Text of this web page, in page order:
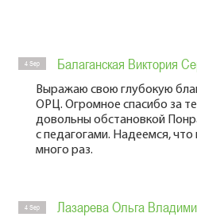
4 Sep Балаганская Виктория
Выражаю свою глубокую
ОРЦ. Огромное спасибо за
довольны обстановкой
с педагогами. Надеемся,
много раз.
4 Sep Лазарева Ольга